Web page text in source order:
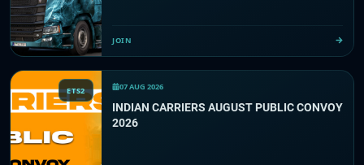
JOIN
ETS2 07 AUG 2026
INDIAN CARRIERS AUGUST PUBLIC CONVOY
2026